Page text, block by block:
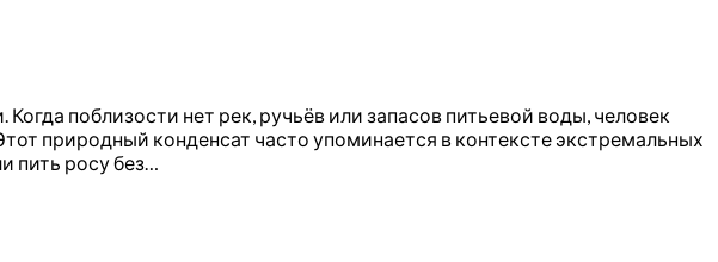
поблизости нет рек, ручьёв или запасов питьевой воды, человек
природный конденсат часто упоминается в контексте экстремальных
пить росу без…